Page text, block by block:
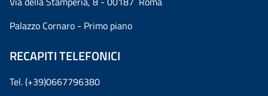
Palazzo Cornaro - Primo piano
RECAPITI TELEFONICI
Tel. (+39)0667796380